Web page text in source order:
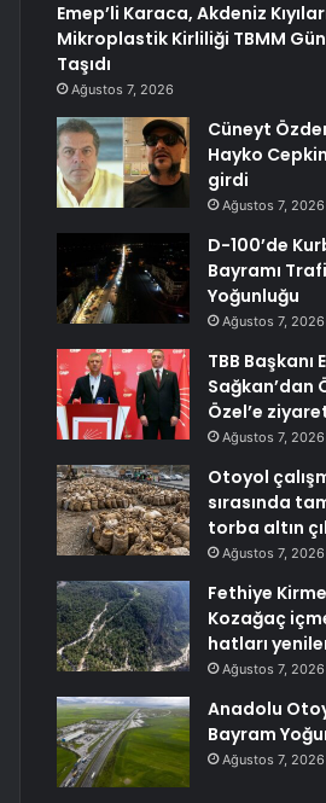
Emep’li Karaca, Akdeniz
Mikroplastik Kirliliği TBMM
Taşıdı
Ağustos 7, 2026
Cüneyt
Hayko
girdi
Ağustos 7, 2026
D-100’de
Bayramı
Yoğunluğu
Ağustos 7, 2026
TBB Başkanı
Sağkan’dan
Özel’e
Ağustos 7, 2026
Otoyol
sırasında
torba altın
Ağustos 7, 2026
Fethiye
Kozağaç
hatları
Ağustos 7, 2026
Anadolu
Bayram
Ağustos 7, 2026